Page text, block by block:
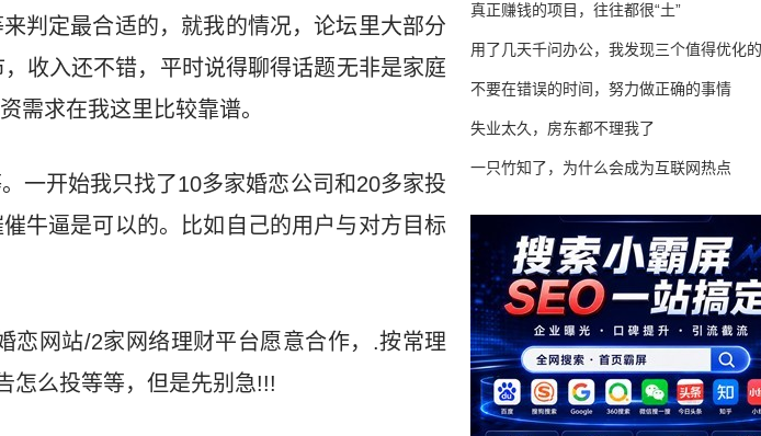
判定最合适的，就我的情况，论坛里大部分
收入还不错，平时说得聊得话题无非是家庭
需求在我这里比较靠谱。
一开始我只找了10多家婚恋公司和20多家投
牛逼是可以的。比如自己的用户与对方目标
恋网站/2家网络理财平台愿意合作，.按常理
怎么投等等，但是先别急!!!
真正赚钱的项目，往往都很“土”
用了几天千问办公，我发现三个值得优化
不要在错误的时间，努力做正确的事情
失业太久，房东都不理我了
一只竹知了，为什么会成为互联网热点